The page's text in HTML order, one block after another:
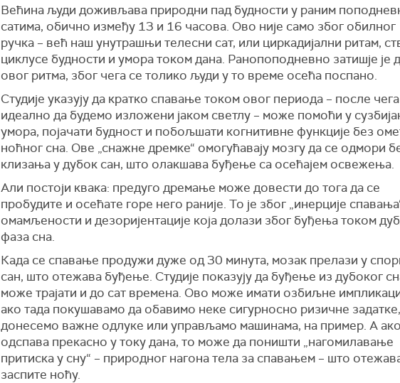
Већина људи доживљава природни пад будности у раним
сатима, обично између 13 и 16 часова. Ово није само због обилног
ручка – већ наш унутрашњи телесни сат, или циркадијални ритам,
циклусе будности и умора током дана. Ранопоподневно затишје је
овог ритма, због чега се толико људи у то време осећа поспано.
Студије указују да кратко спавање током овог периода – после чега
идеално да будемо изложени јаком светлу – може помоћи у
умора, појачати будност и побољшати когнитивне функције без
ноћног сна. Ове „снажне дремке“ омогућавају мозгу да се одмори
клизања у дубок сан, што олакшава буђење са осећајем освежења.
Али постоји квака: предуго дремање може довести до тога да се
пробудите и осећате горе него раније. То је због „инерције
омамљености и дезоријентације која долази због буђења током
фаза сна.
Када се спавање продужи дуже од 30 минута, мозак прелази у
сан, што отежава буђење. Студије показују да буђење из дубоког
може трајати и до сат времена. Ово може имати озбиљне
ако тада покушавамо да обавимо неке сигурносно ризичне задатке,
донесемо важне одлуке или управљамо машинама, на пример. А
одспава прекасно у току дана, то може да поништи „нагомилавање
притиска у сну“ – природног нагона тела за спавањем – што
заспите ноћу.